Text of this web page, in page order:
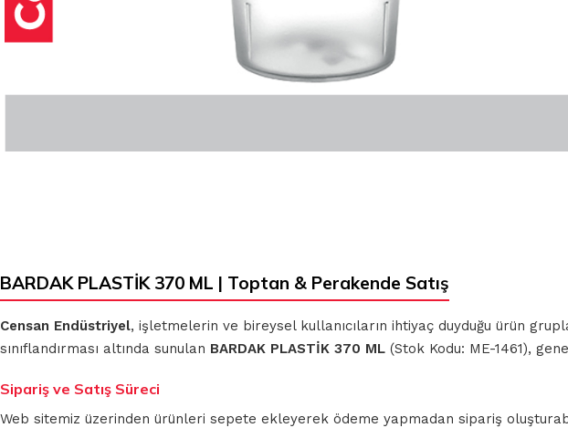
BARDAK PLASTİK 370 ML | Toptan & Perakende Satış
Censan Endüstriyel, işletmelerin ve bireysel kullanıcıların ihtiyaç duyduğu ürün
sınıflandırması altında sunulan BARDAK PLASTİK 370 ML (Stok Kodu: ME-1461),
Sipariş ve Satış Süreci
Web sitemiz üzerinden ürünleri sepete ekleyerek ödeme yapmadan sipariş